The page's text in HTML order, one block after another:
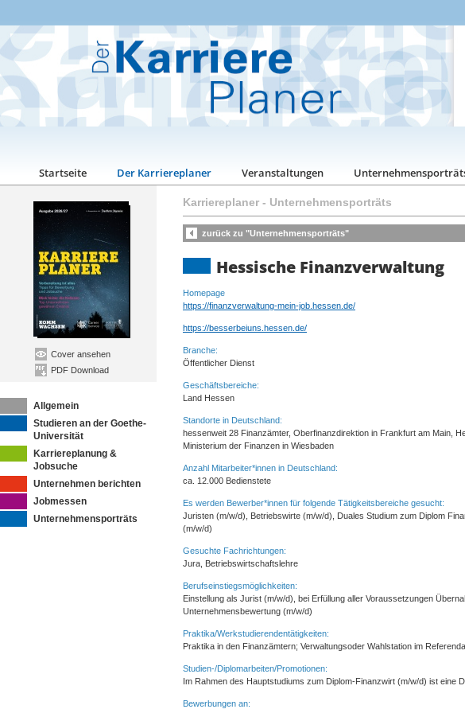
Startseite Der Karriereplaner Veranstaltungen
Cover ansehen
PDF Download
Allgemein
Studieren an der Goethe-
Universität
Karriereplanung &
Jobsuche
Unternehmen berichten
Jobmessen
Unternehmensporträts
Karriereplaner - Unternehmensporträts
zurück zu "Unternehmensporträts"
Hessische Finanzverwaltung
Homepage
https://finanzverwaltung-mein-job.hessen.de/
https://besserbeiuns.hessen.de/
Branche:
Öffentlicher Dienst
Geschäftsbereiche:
Land Hessen
Standorte in Deutschland:
hessenweit 28 Finanzämter, Oberfinanzdirektion in Frankfurt am Main,
Ministerium der Finanzen in Wiesbaden
Anzahl Mitarbeiter*innen in Deutschland:
ca. 12.000 Bedienstete
Es werden Bewerber*innen für folgende Tätigkeitsbereiche gesucht:
Juristen (m/w/d), Betriebswirte (m/w/d), Duales Studium zum Diplom
(m/w/d)
Gesuchte Fachrichtungen:
Jura, Betriebswirtschaftslehre
Berufseinstiegsmöglichkeiten:
Einstellung als Jurist (m/w/d), bei Erfüllung aller Voraussetzungen
Unternehmensbewertung (m/w/d)
Praktika/Werkstudierendentätigkeiten:
Praktika in den Finanzämtern; Verwaltungsoder Wahlstation im
Studien-/Diplomarbeiten/Promotionen:
Im Rahmen des Hauptstudiums zum Diplom-Finanzwirt (m/w/d) ist eine
Bewerbungen an: